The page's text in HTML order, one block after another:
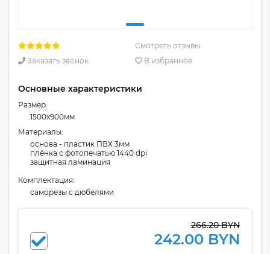
Смотреть отзывы
Заказать звонок
В избранное
Основные характеристики
Размер:
1500x900мм
Материалы:
основа - пластик ПВХ 3мм
плёнка с фотопечатью 1440 dpi
защитная ламинация
Комплектация:
cаморезы с дюбелями
266.20 BYN
242.00 BYN